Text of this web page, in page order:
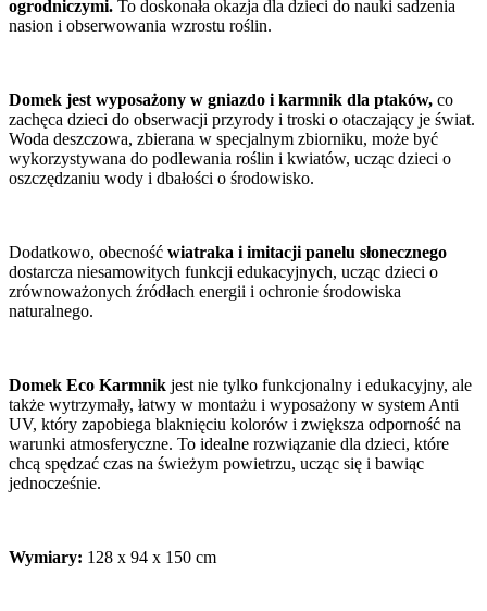
ogrodniczymi. To doskonała okazja dla dzieci do nauki sadzenia
nasion i obserwowania wzrostu roślin.
Domek jest wyposażony w gniazdo i karmnik dla ptaków, co
zachęca dzieci do obserwacji przyrody i troski o otaczający je świat.
Woda deszczowa, zbierana w specjalnym zbiorniku, może być
wykorzystywana do podlewania roślin i kwiatów, ucząc dzieci o
oszczędzaniu wody i dbałości o środowisko.
Dodatkowo, obecność wiatraka i imitacji panelu słonecznego
dostarcza niesamowitych funkcji edukacyjnych, ucząc dzieci o
zrównoważonych źródłach energii i ochronie środowiska
naturalnego.
Domek Eco Karmnik jest nie tylko funkcjonalny i edukacyjny, ale
także wytrzymały, łatwy w montażu i wyposażony w system Anti
UV, który zapobiega blaknięciu kolorów i zwiększa odporność na
warunki atmosferyczne. To idealne rozwiązanie dla dzieci, które
chcą spędzać czas na świeżym powietrzu, ucząc się i bawiąc
jednocześnie.
Wymiary: 128 x 94 x 150 cm